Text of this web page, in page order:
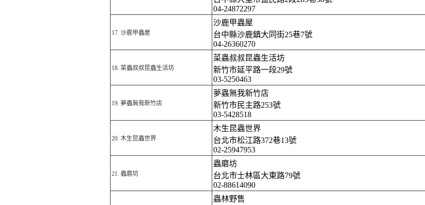
04-24872297
17. 沙鹿甲蟲屋
沙鹿甲蟲屋
台中縣沙鹿鎮大同街25巷7號
04-26360270
18. 菜蟲叔叔昆蟲生活坊
菜蟲叔叔昆蟲生活坊
新竹市延平路一段29號
03-5250463
19. 夢蟲無我新竹店
夢蟲無我新竹店
新竹市民主路253號
03-5428518
20. 木生昆蟲世界
木生昆蟲世界
台北市松江路372巷13號
02-25947953
21. 蟲磨坊
蟲磨坊
台北市士林區大東路79號
02-88614090
蟲林野售